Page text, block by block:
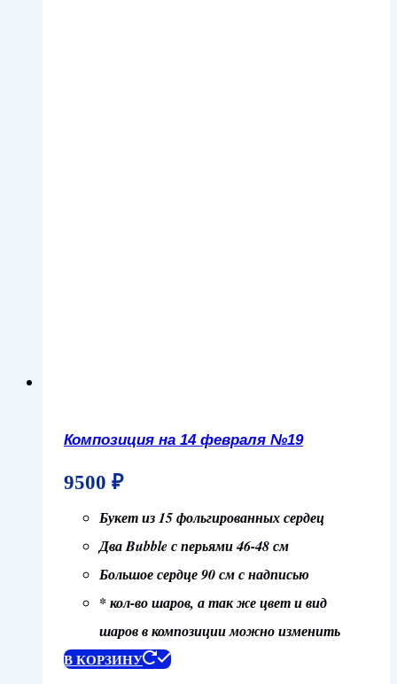
Композиция на 14 февраля №19
9500 ₽
Букет из 15 фольгированных сердец
Два Bubble с перьями 46-48 см
Большое сердце 90 см с надписью
* кол-во шаров, а так же цвет и вид
шаров в композиции можно изменить
В КОРЗИНУ